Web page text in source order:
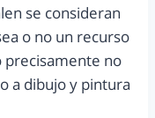
se consideran
o no un recurso
precisamente no
a dibujo y pintura